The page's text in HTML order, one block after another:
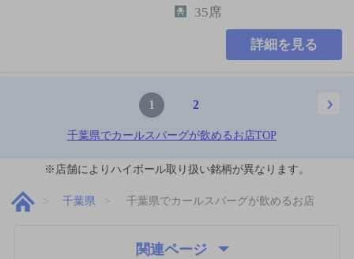
35席
詳細を見る
1 2
千葉県でカールスバーグが飲めるお店TOP
※店舗によりハイボール取り扱い銘柄が異なります。
千葉県 千葉県でカールスバーグが飲めるお店
関連ページ